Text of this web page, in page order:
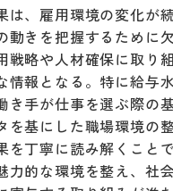
は、雇用環境の変化が
動きを把握するために
戦略や人材確保に取り
情報となる。特に給与
き手が仕事を選ぶ際の
を基にした職場環境の
を丁寧に読み解くこと
力的な環境を整え、社